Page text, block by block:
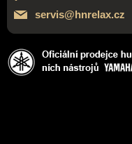
servis@hnrelax.cz